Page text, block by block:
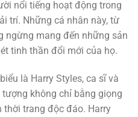
nổi tiếng hoạt động trong
trí. Những cá nhân này, từ
ngừng mang đến những sản
tinh thần đổi mới của họ.
là Harry Styles, ca sĩ và
không chỉ bằng giọng
thời trang độc đáo. Harry